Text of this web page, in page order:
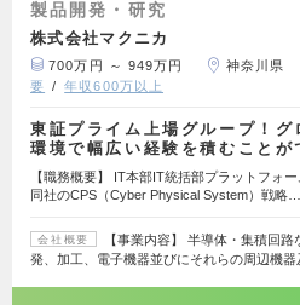
製品開発・研究
株式会社マクニカ
700万円 ～ 949万円 神奈川県
要
年収600万以上
東証プライム上場グループ！グ
環境で幅広い経験を積むことが
【職務概要】 IT本部IT統括部プラットフォー
同社のCPS（Cyber Physical System）戦略…
会社概要
【事業内容】 半導体・集積回
発、加工、電子機器並びにそれらの周辺機